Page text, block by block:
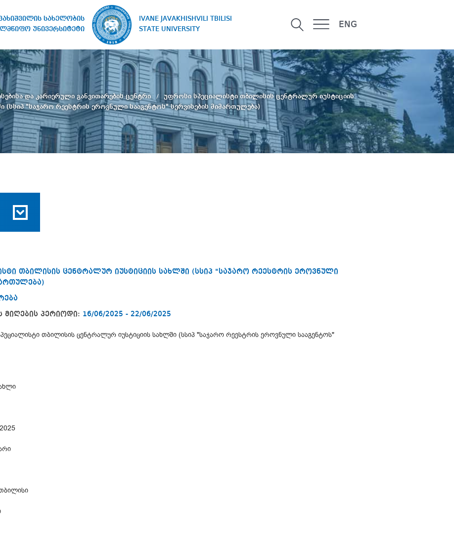
სახელობის
უნივერსიტეტი
IVANE JAVAKHISHVILI TBILISI
STATE UNIVERSITY
ENG
და კარიერული განვითარების ცენტრი
უფროსი სპეციალისტი თბილისის ცენტრალურ იუსტიციის
(სსიპ "საჯარო რეესტრის ეროვნული სააგენტოს" სერვისების მიმართულება)
თბილისის ცენტრალურ იუსტიციის სახლში (სსიპ "საჯარო რეესტრის ეროვნული
მიღების პერიოდი: 16/06/2025 - 22/06/2025
თბილისის ცენტრალურ იუსტიციის სახლში (სსიპ "საჯარო რეესტრის ეროვნული სააგენტოს"